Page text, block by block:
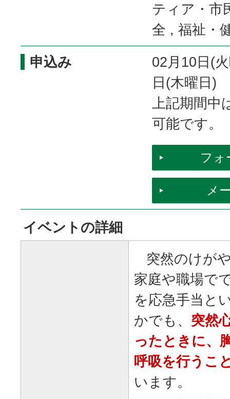
ティア・市
全 , 福祉・
申込み
02月10日(
日(木曜日)
上記期間
可能です。
フォ
メ
イベントの詳細
突然のけが
家庭や職場で
を応急手当と
かでも、 突然
ったときに、
呼吸を行うこ
います。